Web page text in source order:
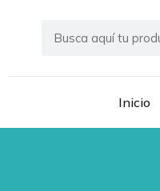
Inicio